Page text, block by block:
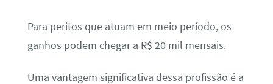
Para peritos que atuam em meio período, os
ganhos podem chegar a R$ 20 mil mensais.
Uma vantagem significativa dessa profissão é a